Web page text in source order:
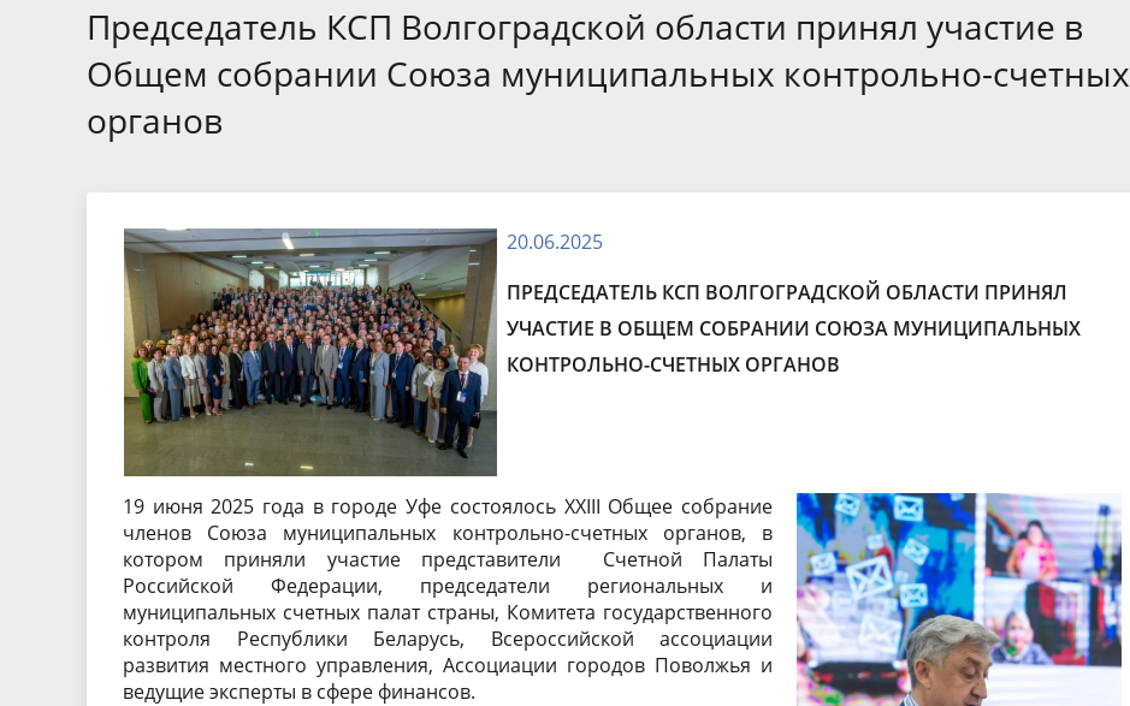
Информация о заключенных
соглашениях
Информационные системы
Экспертные заключения
Тезисы докладов и выступлений
Стандарты, методики и
Председатель КСП Волгоградской области принял участие в
Общем собрании Союза муниципальных контрольно-счетных
органов
20.06.2025
ПРЕДСЕДАТЕЛЬ КСП ВОЛГОГРАДСКОЙ ОБЛАСТИ ПРИНЯЛ
УЧАСТИЕ В ОБЩЕМ СОБРАНИИ СОЮЗА МУНИЦИПАЛЬНЫХ
КОНТРОЛЬНО-СЧЕТНЫХ ОРГАНОВ
19 июня 2025 года в городе Уфе состоялось XXIII Общее собрание
членов Союза муниципальных контрольно-счетных органов, в
котором приняли участие представители Счетной Палаты
Российской Федерации, председатели региональных и
муниципальных счетных палат страны, Комитета государственного
контроля Республики Беларусь, Всероссийской ассоциации
развития местного управления, Ассоциации городов Поволжья и
ведущие эксперты в сфере финансов.